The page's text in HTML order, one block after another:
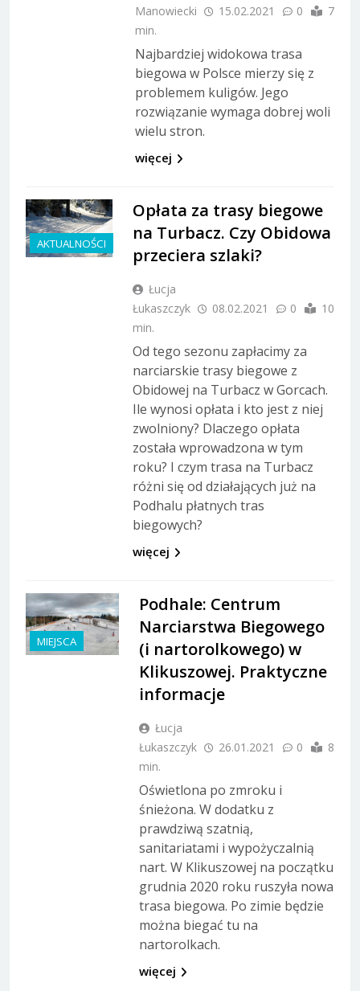
Manowiecki
15.02.2021 0
7
min.
Najbardziej widokowa trasa
biegowa w Polsce mierzy się z
problemem kuligów. Jego
rozwiązanie wymaga dobrej woli
wielu stron.
więcej
AKTUALNOŚCI
Opłata za trasy biegowe
na Turbacz. Czy Obidowa
przeciera szlaki?
Łucja
Łukaszczyk
08.02.2021 0
10
min.
Od tego sezonu zapłacimy za
narciarskie trasy biegowe z
Obidowej na Turbacz w Gorcach.
Ile wynosi opłata i kto jest z niej
zwolniony? Dlaczego opłata
została wprowadzona w tym
roku? I czym trasa na Turbacz
różni się od działających już na
Podhalu płatnych tras
biegowych?
więcej
MIEJSCA
Podhale: Centrum
Narciarstwa Biegowego
(i nartorolkowego) w
Klikuszowej. Praktyczne
informacje
Łucja
Łukaszczyk
26.01.2021 0
8
min.
Oświetlona po zmroku i
śnieżona. W dodatku z
prawdziwą szatnią,
sanitariatami i wypożyczalnią
nart. W Klikuszowej na początku
grudnia 2020 roku ruszyła nowa
trasa biegowa. Po zimie będzie
można biegać tu na
nartorolkach.
więcej